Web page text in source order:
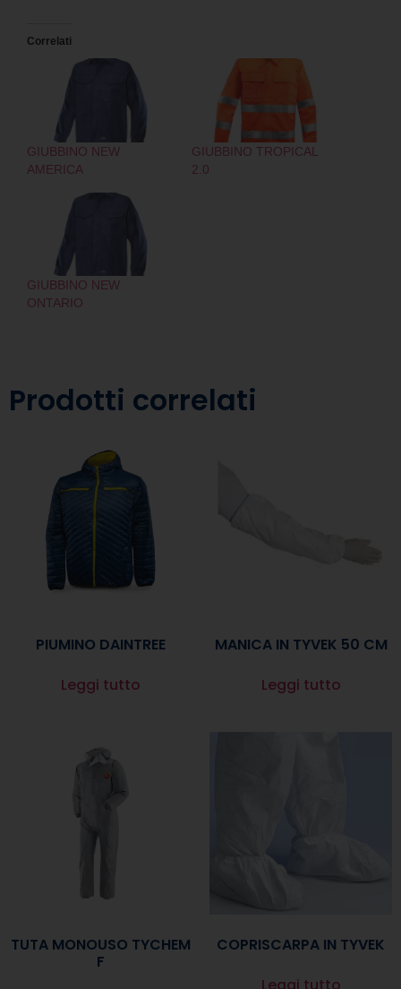
Correlati
GIUBBINO NEW
AMERICA
GIUBBINO TROPICAL
2.0
GIUBBINO NEW
ONTARIO
Prodotti correlati
PIUMINO DAINTREE
Leggi tutto
MANICA IN TYVEK 50 CM
Leggi tutto
TUTA MONOUSO TYCHEM
F
COPRISCARPA IN TYVEK